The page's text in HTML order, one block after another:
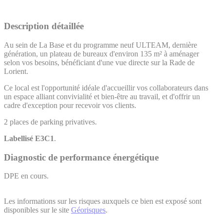
Description détaillée
Au sein de La Base et du programme neuf ULTEAM, dernière
génération, un plateau de bureaux d'environ 135 m² à aménager
selon vos besoins, bénéficiant d'une vue directe sur la Rade de
Lorient.
Ce local est l'opportunité idéale d'accueillir vos collaborateurs dans
un espace alliant convivialité et bien-être au travail, et d'offrir un
cadre d'exception pour recevoir vos clients.
2 places de parking privatives.
Labellisé E3C1.
Diagnostic de performance énergétique
DPE en cours.
Les informations sur les risques auxquels ce bien est exposé sont
disponibles sur le site Géorisques.